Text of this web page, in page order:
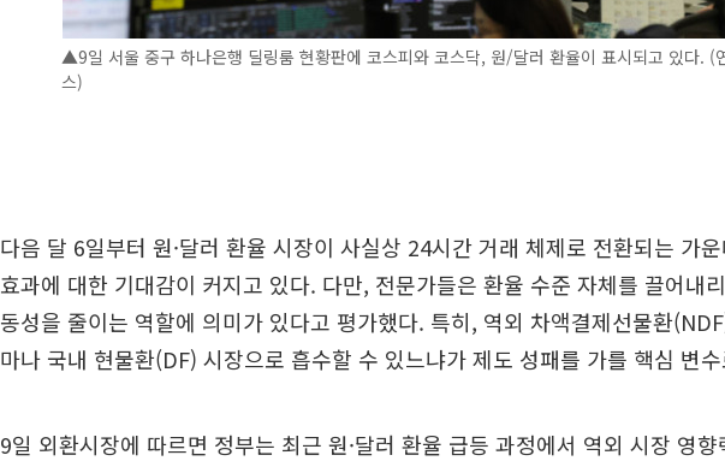
▲9일 서울 중구 하나은행 딜링룸 현황판에 코스피와 코스닥, 원/달러 환율이 표시되고 있다. (
스)
다음 달 6일부터 원·달러 환율 시장이 사실상 24시간 거래 체제로 전환되는 가
효과에 대한 기대감이 커지고 있다. 다만, 전문가들은 환율 수준 자체를 끌어내
동성을 줄이는 역할에 의미가 있다고 평가했다. 특히, 역외 차액결제선물환
마나 국내 현물환(DF) 시장으로 흡수할 수 있느냐가 제도 성패를 가를 핵심 변
9일 외환시장에 따르면 정부는 최근 원·달러 환율 급등 과정에서 역외 시장 영